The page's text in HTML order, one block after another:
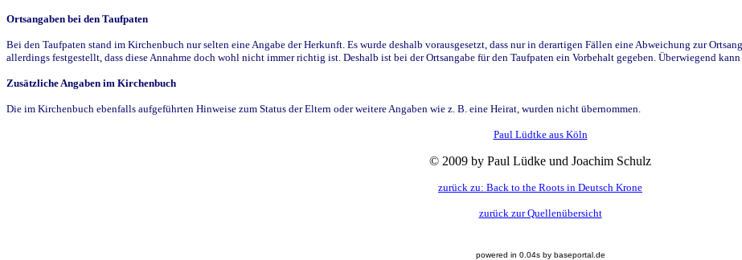
Ortsangaben bei den Taufpaten
Bei den Taufpaten stand im Kirchenbuch nur selten eine Angabe der Herkunft. Es wurde deshalb vorausgesetzt, dass nur in derartigen Fällen eine Abweichung zur
allerdings festgestellt, dass diese Annahme doch wohl nicht immer richtig ist. Deshalb ist bei der Ortsangabe für den Taufpaten ein Vorbehalt gegeben. Überwiegend
Zusätzliche Angaben im Kirchenbuch
Die im Kirchenbuch ebenfalls aufgeführten Hinweise zum Status der Eltern oder weitere Angaben wie z. B. eine Heirat, wurden nicht übernommen.
Paul Lüdtke aus Köln
© 2009 by Paul Lüdke und Joachim Schulz
zurück zu: Back to the Roots in Deutsch Krone
zurück zur Quellenübersicht
powered in 0.04s by baseportal.de